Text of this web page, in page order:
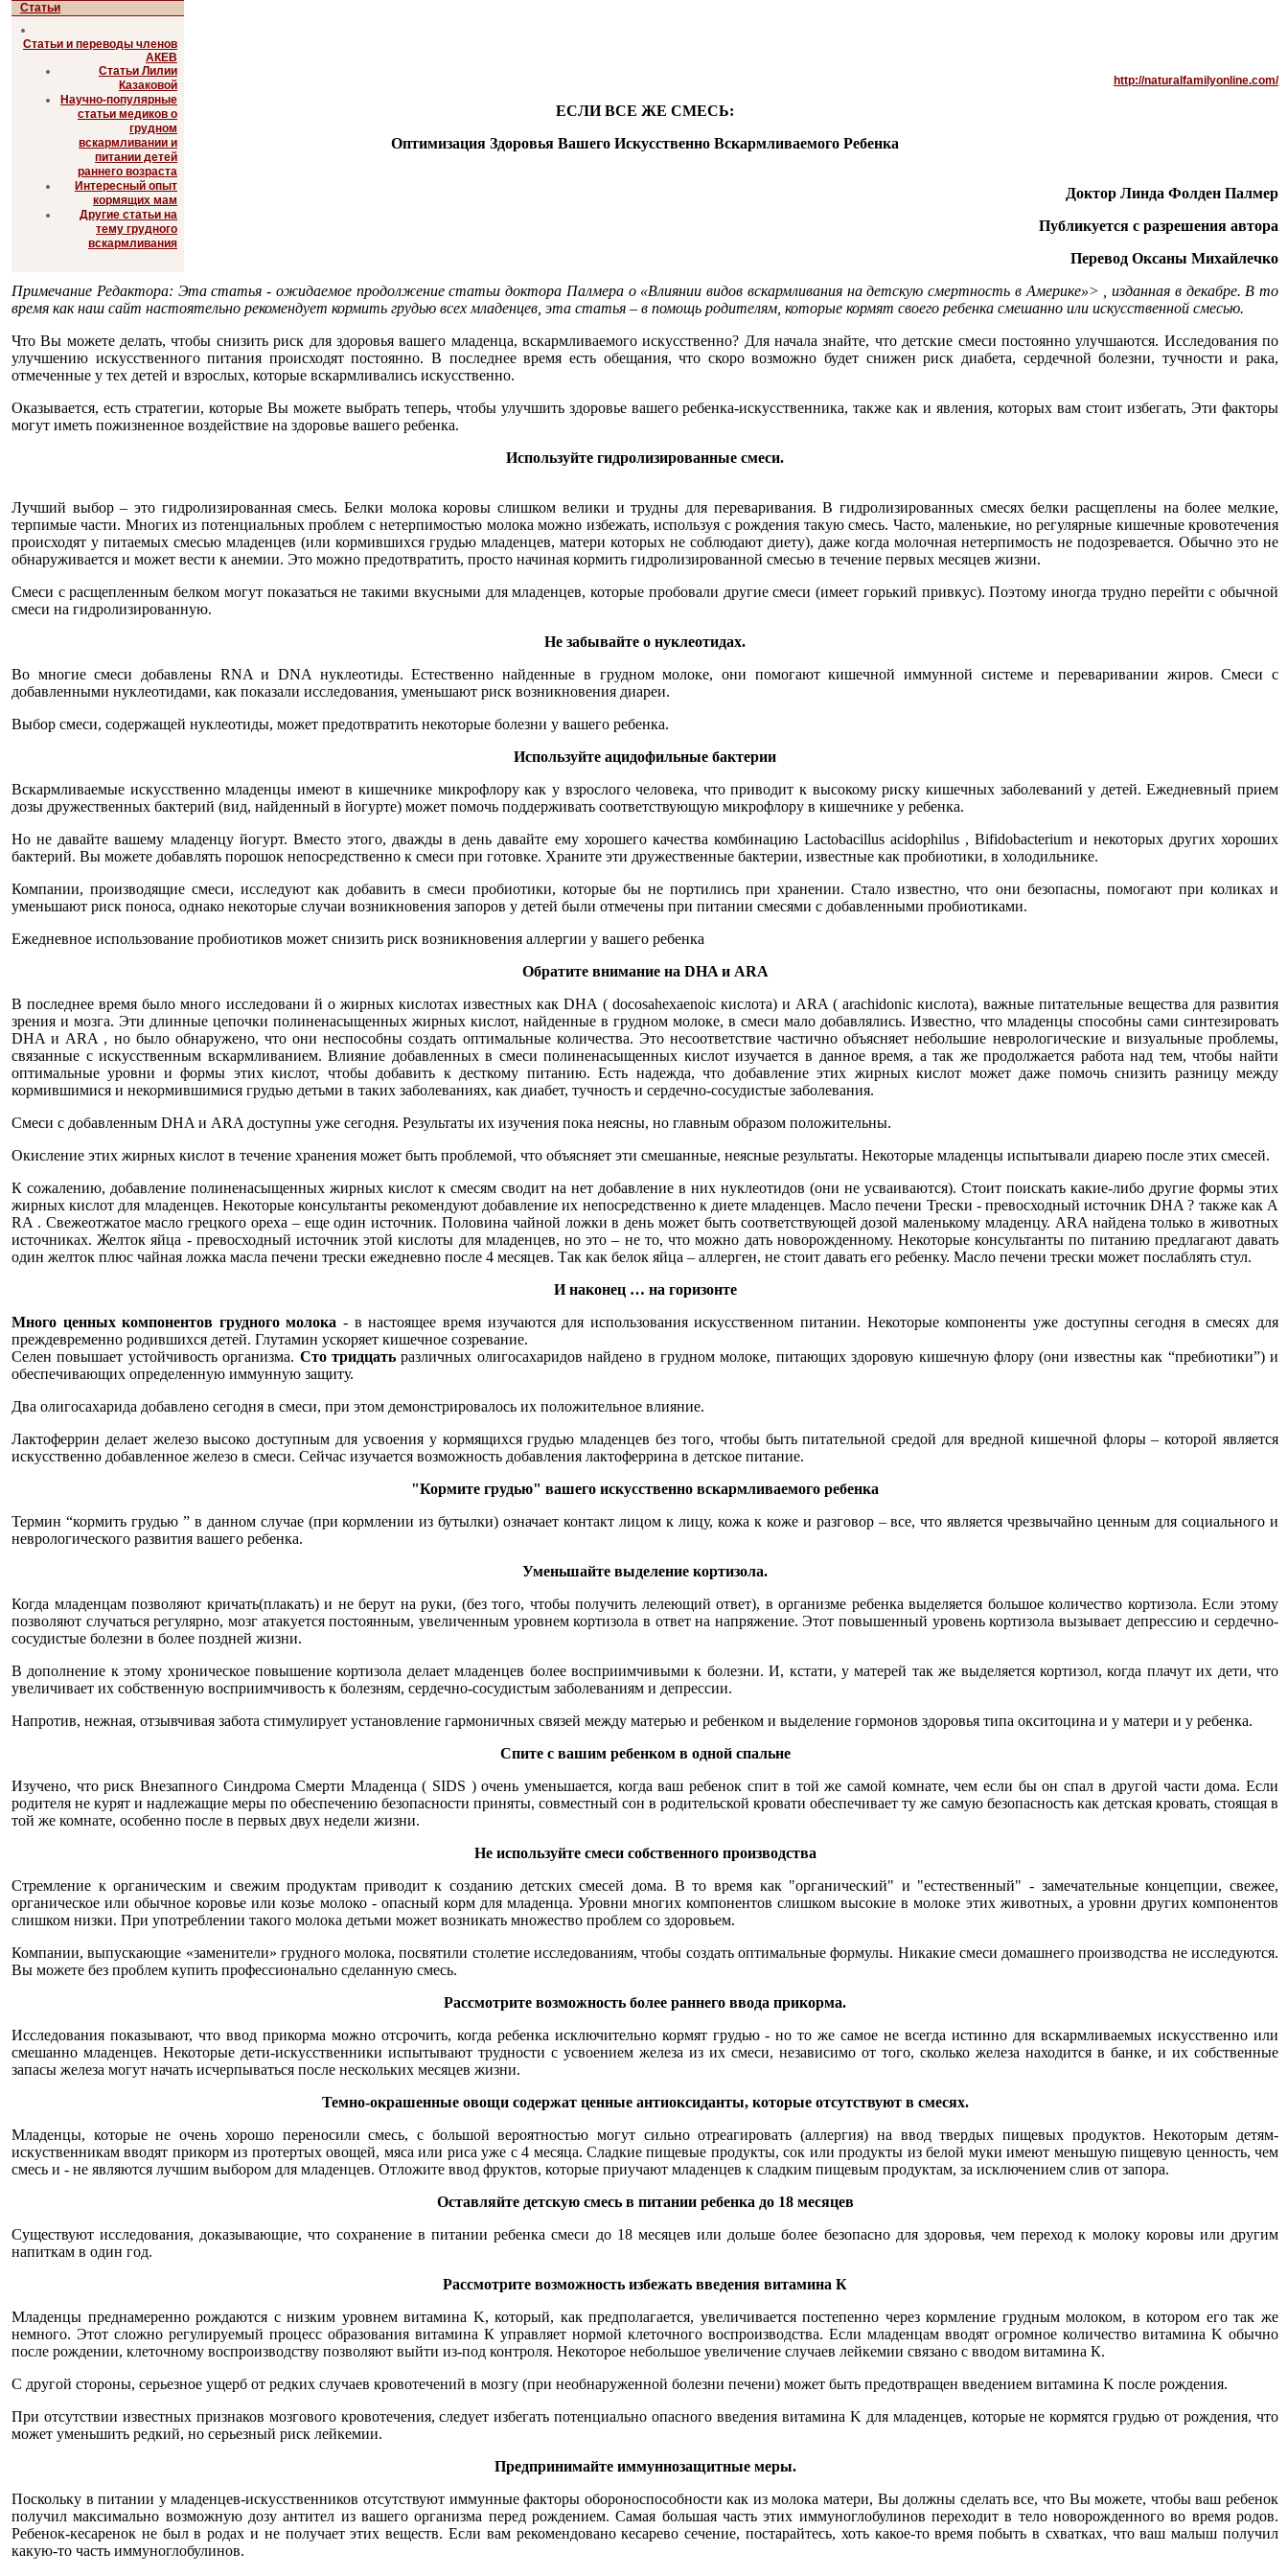
Статьи
Статьи и переводы членов
АКЕВ
Статьи Лилии
Казаковой
Научно-популярные
статьи медиков о
грудном
вскармливании и
питании детей
раннего возраста
Интересный опыт
кормящих мам
Другие статьи на
тему грудного
вскармливания
http://naturalfamilyonline.com/
ЕСЛИ ВСЕ ЖЕ СМЕСЬ:
Оптимизация Здоровья Вашего Искусственно Вскармливаемого Ребенка
Доктор Линда Фолден Палмер
Публикуется с разрешения автора
Перевод Оксаны Михайлечко
Примечание Редактора: Эта статья - ожидаемое продолжение статьи доктора Палмера о «Влиянии видов вскармливания на детскую смертность в Америке»> , изданная в декабре. В то
время как наш сайт настоятельно рекомендует кормить грудью всех младенцев, эта статья – в помощь родителям, которые кормят своего ребенка смешанно или искусственной смесью.
Что Вы можете делать, чтобы снизить риск для здоровья вашего младенца, вскармливаемого искусственно? Для начала знайте, что детские смеси постоянно улучшаются. Исследования по
улучшению искусственного питания происходят постоянно. В последнее время есть обещания, что скоро возможно будет снижен риск диабета, сердечной болезни, тучности и рака,
отмеченные у тех детей и взрослых, которые вскармливались искусственно.
Оказывается, есть стратегии, которые Вы можете выбрать теперь, чтобы улучшить здоровье вашего ребенка-искусственника, также как и явления, которых вам стоит избегать, Эти факторы
могут иметь пожизненное воздействие на здоровье вашего ребенка.
Используйте гидролизированные смеси.
Лучший выбор – это гидролизированная смесь. Белки молока коровы слишком велики и трудны для переваривания. В гидролизированных смесях белки расщеплены на более мелкие,
терпимые части. Многих из потенциальных проблем с нетерпимостью молока можно избежать, используя с рождения такую смесь. Часто, маленькие, но регулярные кишечные кровотечения
происходят у питаемых смесью младенцев (или кормившихся грудью младенцев, матери которых не соблюдают диету), даже когда молочная нетерпимость не подозревается. Обычно это не
обнаруживается и может вести к анемии. Это можно предотвратить, просто начиная кормить гидролизированной смесью в течение первых месяцев жизни.
Смеси с расщепленным белком могут показаться не такими вкусными для младенцев, которые пробовали другие смеси (имеет горький привкус). Поэтому иногда трудно перейти с обычной
смеси на гидролизированную.
Не забывайте о нуклеотидах.
Во многие смеси добавлены RNA и DNA нуклеотиды. Естественно найденные в грудном молоке, они помогают кишечной иммунной системе и переваривании жиров. Смеси с
добавленными нуклеотидами, как показали исследования, уменьшают риск возникновения диареи.
Выбор смеси, содержащей нуклеотиды, может предотвратить некоторые болезни у вашего ребенка.
Используйте ацидофильные бактерии
Вскармливаемые искусственно младенцы имеют в кишечнике микрофлору как у взрослого человека, что приводит к высокому риску кишечных заболеваний у детей. Ежедневный прием
дозы дружественных бактерий (вид, найденный в йогурте) может помочь поддерживать соответствующую микрофлору в кишечнике у ребенка.
Но не давайте вашему младенцу йогурт. Вместо этого, дважды в день давайте ему хорошего качества комбинацию Lactobacillus acidophilus , Bifidobacterium и некоторых других хороших
бактерий. Вы можете добавлять порошок непосредственно к смеси при готовке. Храните эти дружественные бактерии, известные как пробиотики, в холодильнике.
Компании, производящие смеси, исследуют как добавить в смеси пробиотики, которые бы не портились при хранении. Стало известно, что они безопасны, помогают при коликах и
уменьшают риск поноса, однако некоторые случаи возникновения запоров у детей были отмечены при питании смесями с добавленными пробиотиками.
Ежедневное использование пробиотиков может снизить риск возникновения аллергии у вашего ребенка
Обратите внимание на DHA и ARA
В последнее время было много исследовани й о жирных кислотах известных как DHA ( docosahexaenoic кислота) и ARA ( arachidonic кислота), важные питательные вещества для развития
зрения и мозга. Эти длинные цепочки полиненасыщенных жирных кислот, найденные в грудном молоке, в смеси мало добавлялись. Известно, что младенцы способны сами синтезировать
DHA и ARA , но было обнаружено, что они неспособны создать оптимальные количества. Это несоответствие частично объясняет небольшие неврологические и визуальные проблемы,
связанные с искусственным вскармливанием. Влияние добавленных в смеси полиненасыщенных кислот изучается в данное время, а так же продолжается работа над тем, чтобы найти
оптимальные уровни и формы этих кислот, чтобы добавить к десткому питанию. Есть надежда, что добавление этих жирных кислот может даже помочь снизить разницу между
кормившимися и некормившимися грудью детьми в таких заболеваниях, как диабет, тучность и сердечно-сосудистые заболевания.
Смеси с добавленным DHA и ARA доступны уже сегодня. Результаты их изучения пока неясны, но главным образом положительны.
Окисление этих жирных кислот в течение хранения может быть проблемой, что объясняет эти смешанные, неясные результаты. Некоторые младенцы испытывали диарею после этих смесей.
К сожалению, добавление полиненасыщенных жирных кислот к смесям сводит на нет добавление в них нуклеотидов (они не усваиваются). Стоит поискать какие-либо другие формы этих
жирных кислот для младенцев. Некоторые консультанты рекомендуют добавление их непосредственно к диете младенцев. Масло печени Трески - превосходный источник DHA ? также как А
RA . Свежеотжатое масло грецкого ореха – еще один источник. Половина чайной ложки в день может быть соответствующей дозой маленькому младенцу. ARA найдена только в животных
источниках. Желток яйца - превосходный источник этой кислоты для младенцев, но это – не то, что можно дать новорожденному. Некоторые консультанты по питанию предлагают давать
один желток плюс чайная ложка масла печени трески ежедневно после 4 месяцев. Так как белок яйца – аллерген, не стоит давать его ребенку. Масло печени трески может послаблять стул.
И наконец … на горизонте
Много ценных компонентов грудного молока - в настоящее время изучаются для использования искусственном питании. Некоторые компоненты уже доступны сегодня в смесях для
преждевременно родившихся детей. Глутамин ускоряет кишечное созревание.
Селен повышает устойчивость организма. Сто тридцать различных олигосахаридов найдено в грудном молоке, питающих здоровую кишечную флору (они известны как “пребиотики”) и
обеспечивающих определенную иммунную защиту.
Два олигосахарида добавлено сегодня в смеси, при этом демонстрировалось их положительное влияние.
Лактоферрин делает железо высоко доступным для усвоения у кормящихся грудью младенцев без того, чтобы быть питательной средой для вредной кишечной флоры – которой является
искусственно добавленное железо в смеси. Сейчас изучается возможность добавления лактоферрина в детское питание.
"Кормите грудью" вашего искусственно вскармливаемого ребенка
Термин “кормить грудью ” в данном случае (при кормлении из бутылки) означает контакт лицом к лицу, кожа к коже и разговор – все, что является чрезвычайно ценным для социального и
неврологического развития вашего ребенка.
Уменьшайте выделение кортизола.
Когда младенцам позволяют кричать(плакать) и не берут на руки, (без того, чтобы получить лелеющий ответ), в организме ребенка выделяется большое количество кортизола. Если этому
позволяют случаться регулярно, мозг атакуется постоянным, увеличенным уровнем кортизола в ответ на напряжение. Этот повышенный уровень кортизола вызывает депрессию и сердечно-
сосудистые болезни в более поздней жизни.
В дополнение к этому хроническое повышение кортизола делает младенцев более восприимчивыми к болезни. И, кстати, у матерей так же выделяется кортизол, когда плачут их дети, что
увеличивает их собственную восприимчивость к болезням, сердечно-сосудистым заболеваниям и депрессии.
Напротив, нежная, отзывчивая забота стимулирует установление гармоничных связей между матерью и ребенком и выделение гормонов здоровья типа окситоцина и у матери и у ребенка.
Спите с вашим ребенком в одной спальне
Изучено, что риск Внезапного Синдрома Смерти Младенца ( SIDS ) очень уменьшается, когда ваш ребенок спит в той же самой комнате, чем если бы он спал в другой части дома. Если
родителя не курят и надлежащие меры по обеспечению безопасности приняты, совместный сон в родительской кровати обеспечивает ту же самую безопасность как детская кровать, стоящая в
той же комнате, особенно после в первых двух недели жизни.
Не используйте смеси собственного производства
Стремление к органическим и свежим продуктам приводит к созданию детских смесей дома. В то время как "органический" и "естественный" - замечательные концепции, свежее,
органическое или обычное коровье или козье молоко - опасный корм для младенца. Уровни многих компонентов слишком высокие в молоке этих животных, а уровни других компонентов
слишком низки. При употреблении такого молока детьми может возникать множество проблем со здоровьем.
Компании, выпускающие «заменители» грудного молока, посвятили столетие исследованиям, чтобы создать оптимальные формулы. Никакие смеси домашнего производства не исследуются.
Вы можете без проблем купить профессионально сделанную смесь.
Рассмотрите возможность более раннего ввода прикорма.
Исследования показывают, что ввод прикорма можно отсрочить, когда ребенка исключительно кормят грудью - но то же самое не всегда истинно для вскармливаемых искусственно или
смешанно младенцев. Некоторые дети-искусственники испытывают трудности с усвоением железа из их смеси, независимо от того, сколько железа находится в банке, и их собственные
запасы железа могут начать исчерпываться после нескольких месяцев жизни.
Темно-окрашенные овощи содержат ценные антиоксиданты, которые отсутствуют в смесях.
Младенцы, которые не очень хорошо переносили смесь, с большой вероятностью могут сильно отреагировать (аллергия) на ввод твердых пищевых продуктов. Некоторым детям-
искуственникам вводят прикорм из протертых овощей, мяса или риса уже с 4 месяца. Сладкие пищевые продукты, сок или продукты из белой муки имеют меньшую пищевую ценность, чем
смесь и - не являются лучшим выбором для младенцев. Отложите ввод фруктов, которые приучают младенцев к сладким пищевым продуктам, за исключением слив от запора.
Оставляйте детскую смесь в питании ребенка до 18 месяцев
Существуют исследования, доказывающие, что сохранение в питании ребенка смеси до 18 месяцев или дольше более безопасно для здоровья, чем переход к молоку коровы или другим
напиткам в один год.
Рассмотрите возможность избежать введения витамина К
Младенцы преднамеренно рождаются с низким уровнем витамина K, который, как предполагается, увеличивается постепенно через кормление грудным молоком, в котором его так же
немного. Этот сложно регулируемый процесс образования витамина К управляет нормой клеточного воспроизводства. Если младенцам вводят огромное количество витамина K обычно
после рождении, клеточному воспроизводству позволяют выйти из-под контроля. Некоторое небольшое увеличение случаев лейкемии связано с вводом витамина К.
С другой стороны, серьезное ущерб от редких случаев кровотечений в мозгу (при необнаруженной болезни печени) может быть предотвращен введением витамина K после рождения.
При отсутствии известных признаков мозгового кровотечения, следует избегать потенциально опасного введения витамина K для младенцев, которые не кормятся грудью от рождения, что
может уменьшить редкий, но серьезный риск лейкемии.
Предпринимайте иммуннозащитные меры.
Поскольку в питании у младенцев-искусственников отсутствуют иммунные факторы обороноспособности как из молока матери, Вы должны сделать все, что Вы можете, чтобы ваш ребенок
получил максимально возможную дозу антител из вашего организма перед рождением. Самая большая часть этих иммуноглобулинов переходит в тело новорожденного во время родов.
Ребенок-кесаренок не был в родах и не получает этих веществ. Если вам рекомендовано кесарево сечение, постарайтесь, хоть какое-то время побыть в схватках, что ваш малыш получил
какую-то часть иммуноглобулинов.